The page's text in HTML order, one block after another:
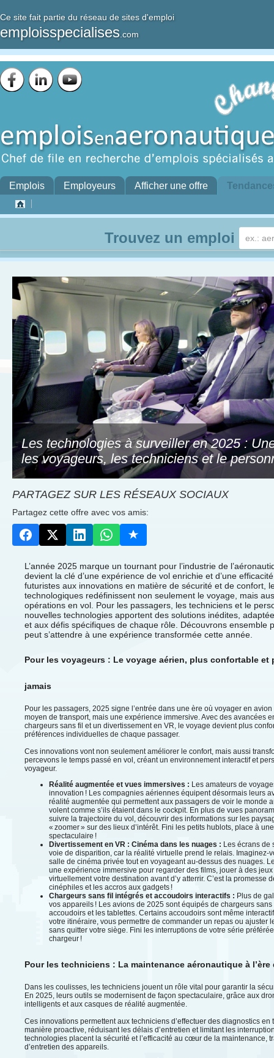
Ce site fait partie du réseau de sites d'emploi
emploisspecialises .com
Emplois Employeurs Afficher une offre
Trouvez un emploi
Les technologies à surveiller en 2025 :
les voyageurs, les techniciens et le
PARTAGEZ SUR LES RÉSEAUX SOCIAUX
Partagez cette offre avec vos amis:
L’année 2025 marque un tournant pour l’industrie de
devient la clé d’une expérience de vol enrichie et d’une
futuristes aux innovations en matière de sécurité et de confort,
technologiques redéfinissent non seulement le voyage, mais
opérations en vol. Pour les passagers, les techniciens et le
nouvelles technologies apportent des solutions inédites,
et aux défis spécifiques de chaque rôle. Découvrons ensemble
peut s’attendre à une expérience transformée cette année.
Pour les voyageurs : Le voyage aérien, plus confortable et
jamais
Pour les passagers, 2025 signe l’entrée dans une ère où voyager en
moyen de transport, mais une expérience immersive. Avec des avancées
chargeurs sans fil et un divertissement en VR, le voyage devient plus
préférences individuelles de chaque passager.
Ces innovations vont non seulement améliorer le confort, mais aussi
percevons le temps passé en vol, créant un environnement interactif et
voyageur.
Réalité augmentée et vues immersives : Les amateurs de
innovation ! Les compagnies aériennes équipent désormais leurs
réalité augmentée qui permettent aux passagers de voir le monde
volent comme s’ils étaient dans le cockpit. En plus de vues
suivre la trajectoire du vol, découvrir des informations sur les
« zoomer » sur des lieux d’intérêt. Fini les petits hublots, place à
spectaculaire !
Divertissement en VR : Cinéma dans les nuages : Les écrans de
voie de disparition, car la réalité virtuelle prend le relais. Imaginez-
salle de cinéma privée tout en voyageant au-dessus des nuages.
une expérience immersive pour regarder des films, jouer à des
virtuellement votre destination avant d’y atterrir. C’est la promesse
cinéphiles et les accros aux gadgets !
Chargeurs sans fil intégrés et accoudoirs interactifs : Plus de
vos appareils ! Les avions de 2025 sont équipés de chargeurs
accoudoirs et les tablettes. Certains accoudoirs sont même
votre itinéraire, vous permettre de commander un repas ou ajuster
sans quitter votre siège. Fini les interruptions de votre série
chargeur !
Pour les techniciens : La maintenance aéronautique à
Dans les coulisses, les techniciens jouent un rôle vital pour garantir la
En 2025, leurs outils se modernisent de façon spectaculaire, grâce aux
intelligents et aux casques de réalité augmentée.
Ces innovations permettent aux techniciens d’effectuer des diagnostics en
manière proactive, réduisant les délais d’entretien et limitant les
technologies placent la sécurité et l’efficacité au cœur de la maintenance,
d’entretien des appareils.